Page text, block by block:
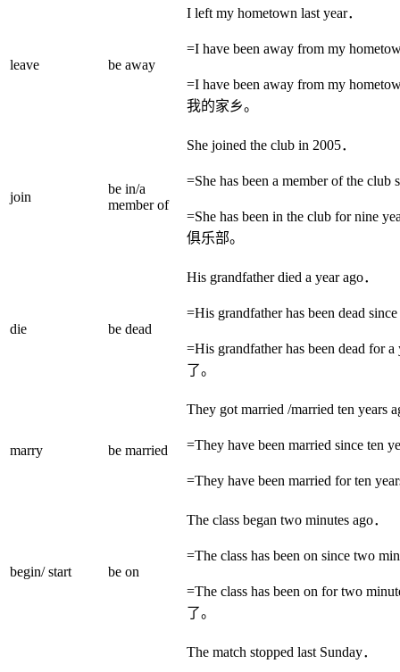
leave be away
I left my hometown last year．
=I have been away from my
=I have been away from my
我的家乡。
join
be in/a
member of
She joined the club in 2005．
=She has been a member of the club
=She has been in the club for nine
俱乐部。
die be dead
His grandfather died a year ago．
=His grandfather has been dead
=His grandfather has been dead for
了。
marry be married
They got married /married ten years
=They have been married since ten
=They have been married for ten
begin/ start be on
The class began two minutes ago．
=The class has been on since two
=The class has been on for two
了。
The match stopped last Sunday．